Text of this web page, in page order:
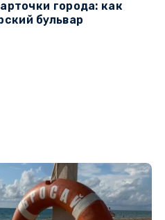
города: как
бульвар